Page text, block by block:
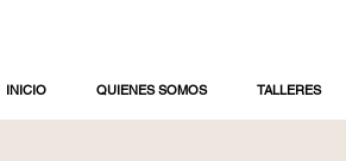
INICIO QUIENES SOMOS TALLERES